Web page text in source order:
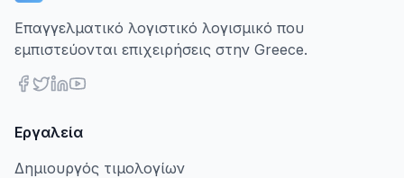
Επαγγελματικό λογιστικό λογισμικό που
εμπιστεύονται επιχειρήσεις στην Greece.
Εργαλεία
Δημιουργός τιμολογίων